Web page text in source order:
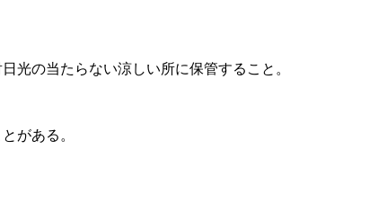
光の当たらない涼しい所に保管すること。
がある。